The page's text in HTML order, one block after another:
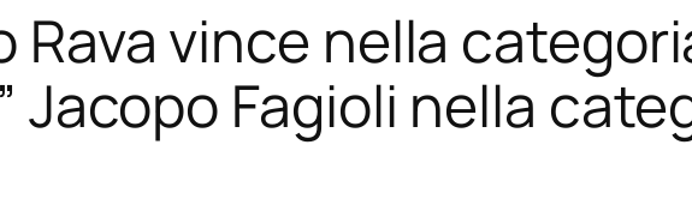
Rava vince nella
Jacopo Fagioli nella